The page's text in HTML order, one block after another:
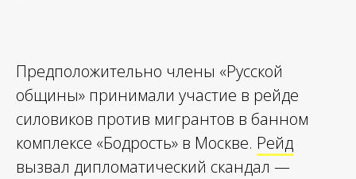
Предположительно члены «Русской
общины» принимали участие в рейде
силовиков против мигрантов в банном
комплексе «Бодрость» в Москве. Рейд
вызвал дипломатический скандал —